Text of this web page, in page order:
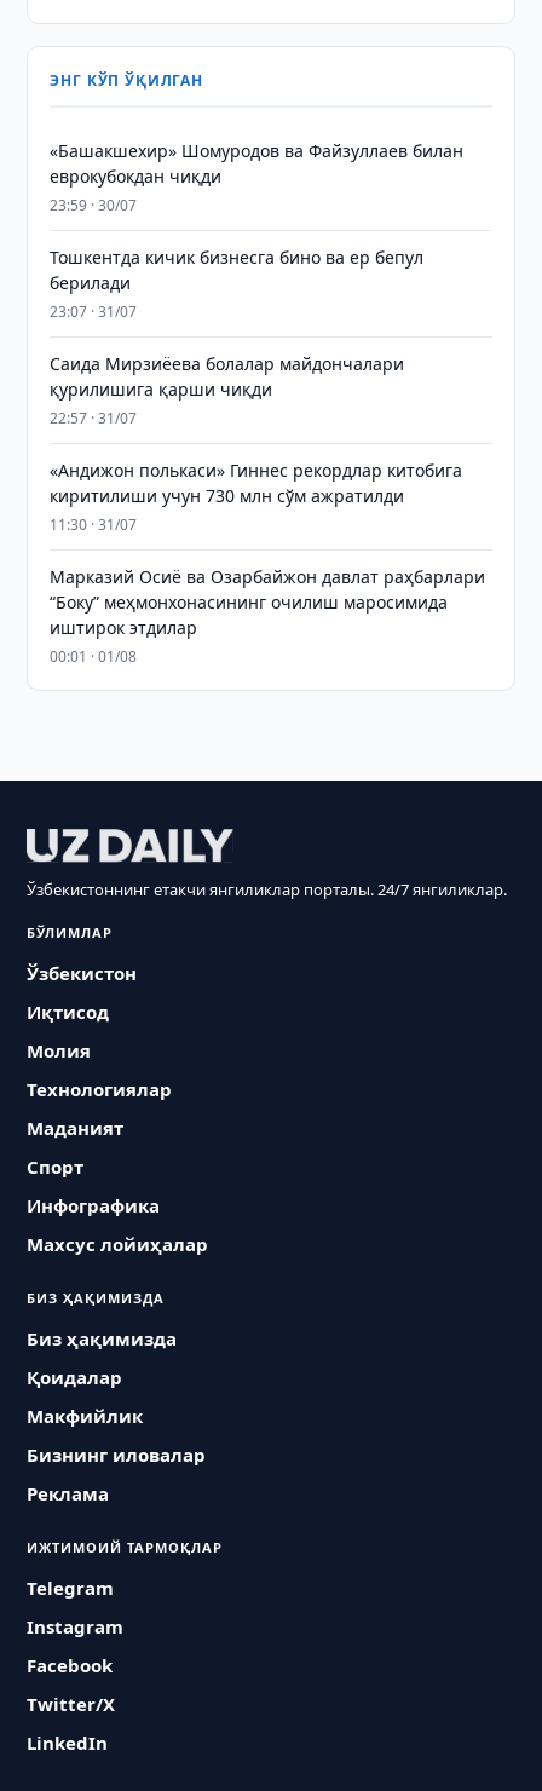
ЭНГ КЎП ЎҚИЛГАН
«Башакшехир» Шомуродов ва Файзуллаев билан
еврокубокдан чиқди
23:59 · 30/07
Тошкентда кичик бизнесга бино ва ер бепул
берилади
23:07 · 31/07
Саида Мирзиёева болалар майдончалари
қурилишига қарши чиқди
22:57 · 31/07
«Андижон полькаси» Гиннес рекордлар китобига
киритилиши учун 730 млн сўм ажратилди
11:30 · 31/07
Марказий Осиё ва Озарбайжон давлат раҳбарлари
“Боку” меҳмонхонасининг очилиш маросимида
иштирок этдилар
00:01 · 01/08
Ўзбекистоннинг етакчи янгиликлар порталы. 24/7 янгиликлар.
БЎЛИМЛАР
Ўзбекистон
Иқтисод
Молия
Технологиялар
Маданият
Спорт
Инфографика
Махсус лойиҳалар
БИЗ ҲАҚИМИЗДА
Биз ҳақимизда
Қоидалар
Макфийлик
Бизнинг иловалар
Реклама
ИЖТИМОИЙ ТАРМОҚЛАР
Telegram
Instagram
Facebook
Twitter/X
LinkedIn